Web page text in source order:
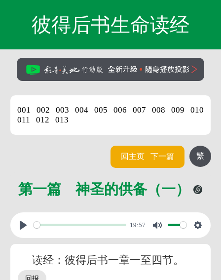
彼得后书生命读经
001 002 003 004 005 006 007 008 009
010
011
012 013
繁
回主页 下一篇
第一篇 神圣的供备（一）
19:57
读经：彼得后书一章一至四节。